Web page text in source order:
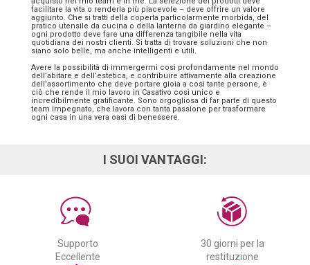
facilitare la vita o renderla più piacevole – deve offrire un valore
aggiunto. Che si tratti della coperta particolarmente morbida, del
pratico utensile da cucina o della lanterna da giardino elegante –
ogni prodotto deve fare una differenza tangibile nella vita
quotidiana dei nostri clienti. Si tratta di trovare soluzioni che non
siano solo belle, ma anche intelligenti e utili.
Avere la possibilità di immergermi così profondamente nel mondo
dell’abitare e dell’estetica, e contribuire attivamente alla creazione
dell’assortimento che deve portare gioia a così tante persone, è
ciò che rende il mio lavoro in Casativo così unico e
incredibilmente gratificante. Sono orgogliosa di far parte di questo
team impegnato, che lavora con tanta passione per trasformare
ogni casa in una vera oasi di benessere.
I SUOI VANTAGGI:
Supporto
Eccellente
30 giorni per la
restituzione